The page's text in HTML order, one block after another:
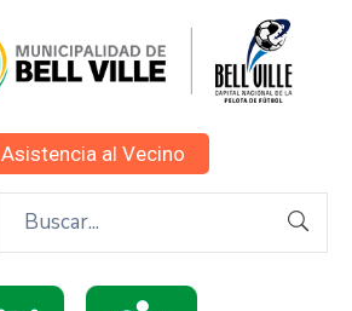
Asistencia al Vecino